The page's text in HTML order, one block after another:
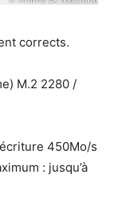
corrects.
M.2 2280 /
450Mo/s
: jusqu’à